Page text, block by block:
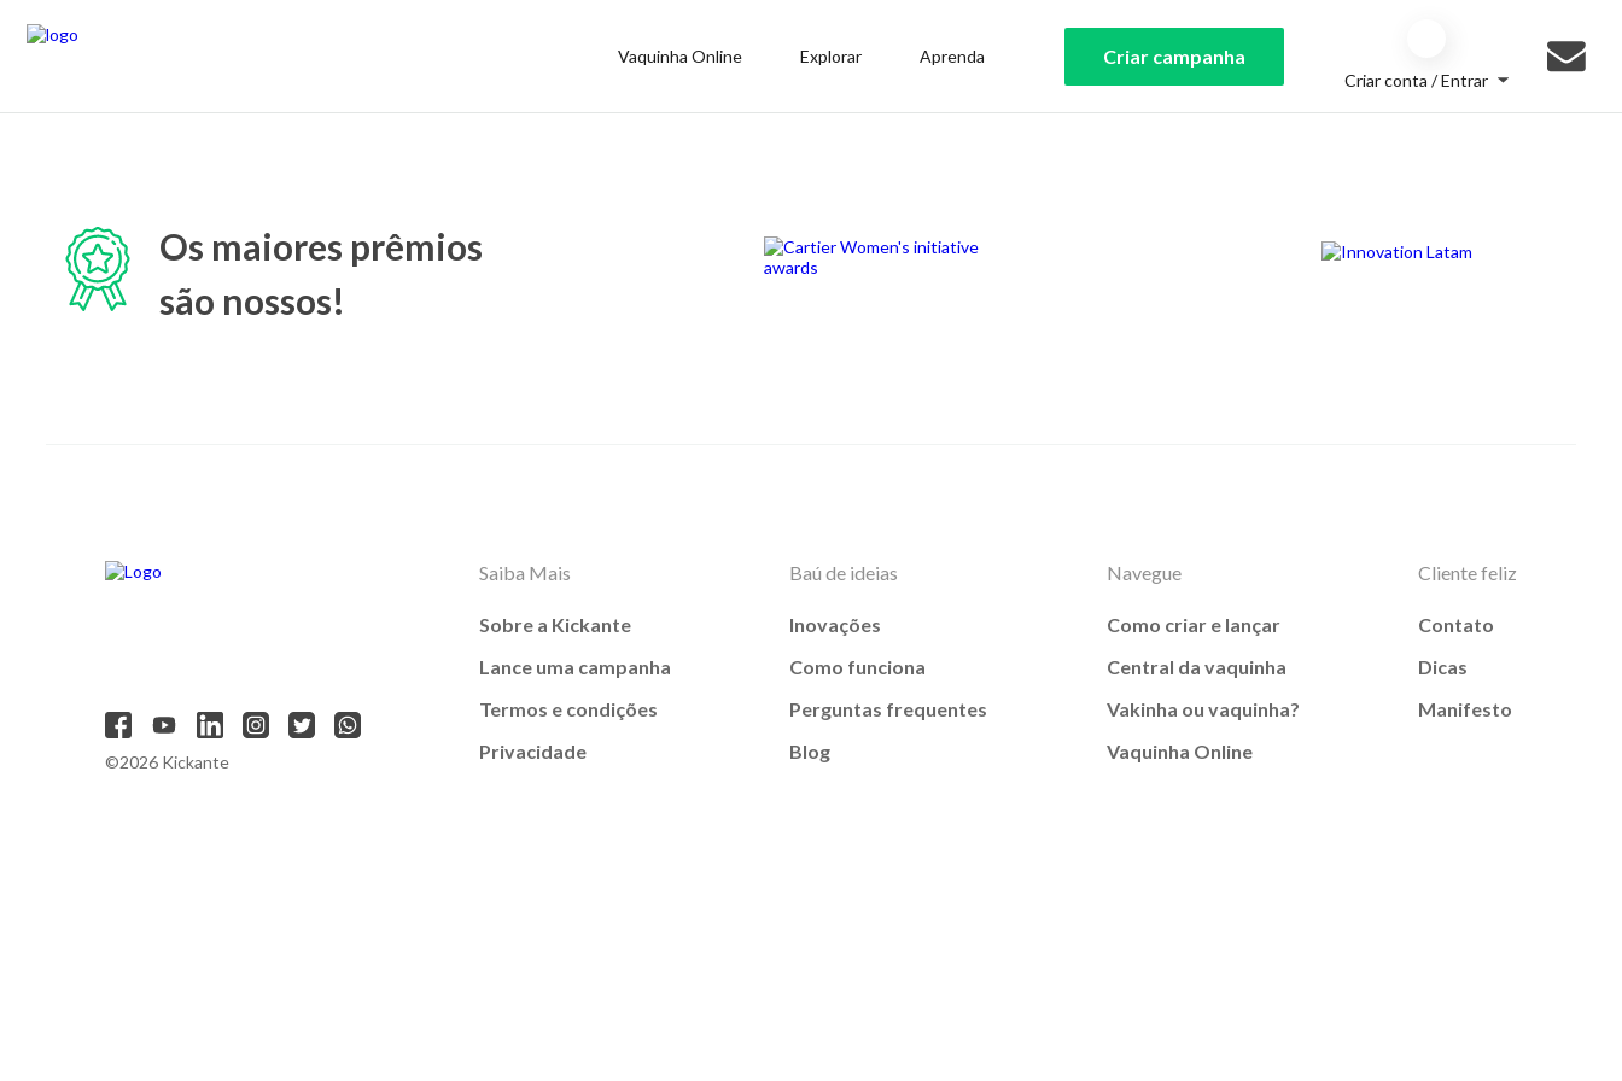
Vaquinha Online Explorar Aprenda Criar campanha
Criar conta / Entrar
Os maiores prêmios
são nossos!
©2026 Kickante
Saiba Mais
Sobre a Kickante
Lance uma campanha
Termos e condições
Privacidade
Baú de ideias
Inovações
Como funciona
Perguntas frequentes
Blog
Navegue
Como criar e lançar
Central da vaquinha
Vakinha ou vaquinha?
Vaquinha Online
Cliente feliz
Contato
Dicas
Manifesto